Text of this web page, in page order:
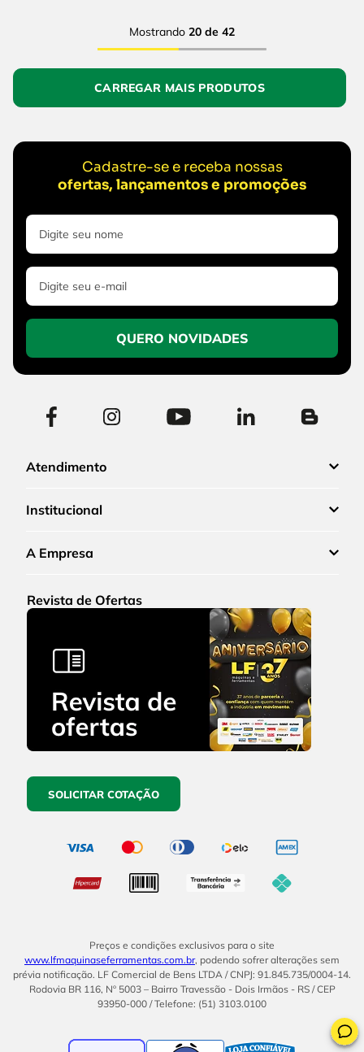
Mostrando 20 de 42
Cadastre-se e receba nossas
ofertas, lançamentos e promoções
QUERO NOVIDADES
Atendimento
Institucional
A Empresa
Revista de Ofertas
SOLICITAR COTAÇÃO
Preços e condições exclusivos para o site
www.lfmaquinaseferramentas.com.br, podendo sofrer alterações sem
prévia notificação. LF Comercial de Bens LTDA / CNPJ: 91.845.735/0004-14.
Rodovia BR 116, Nº 5003 – Bairro Travessão - Dois Irmãos - RS / CEP
93950-000 / Telefone: (51) 3103.0100